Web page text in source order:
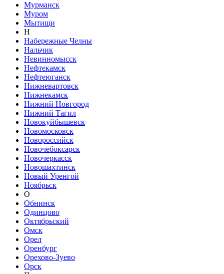
Мурманск
Муром
Мытищи
Н
Набережные Челны
Нальчик
Невинномысск
Нефтекамск
Нефтеюганск
Нижневартовск
Нижнекамск
Нижний Новгород
Нижний Тагил
Новокуйбышевск
Новомосковск
Новороссийск
Новочебоксарск
Новочеркасск
Новошахтинск
Новый Уренгой
Ноябрьск
О
Обнинск
Одинцово
Октябрьский
Омск
Орел
Оренбург
Орехово-Зуево
Орск